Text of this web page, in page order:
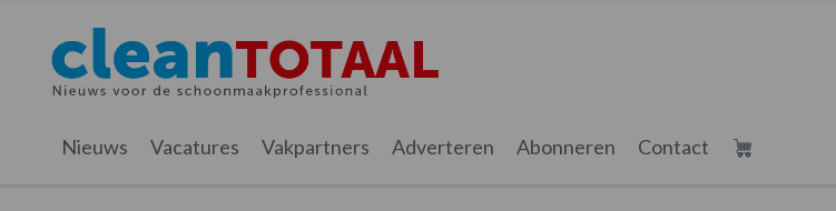
hoofdnavigatie
hoofd
inhoud
eerste
sidebar
voettekst
Cleantotaal.nl
Het
laatste
voor
Nieuws Vacatures Vakpartners Adverteren Abonneren Contact